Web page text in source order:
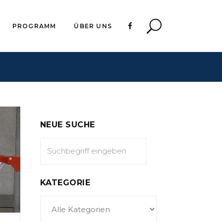
PROGRAMM ÜBER UNS
NEUE SUCHE
KATEGORIE